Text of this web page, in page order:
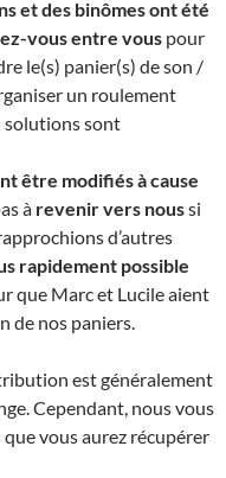
et des binômes ont été
vous entre vous pour
le(s) panier(s) de son /
un roulement
solutions sont
être modifiés à cause
à revenir vers noussi
d’autres
rapidement possible
que Marc et Lucile aient
de nos paniers.
est généralement
Cependant, nous vous
que vous aurez récupérer